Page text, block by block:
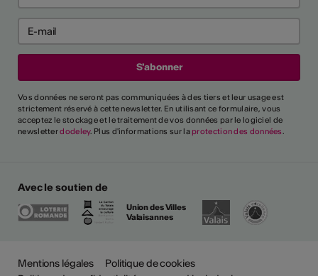
Vos données ne seront pas communiquées à des tiers et leur usage est
strictement réservé à cette newsletter. En utilisant ce formulaire, vous
acceptez le stockage et le traitement de vos données par le logiciel de
newsletterdodeley. Plus d'informations sur la protection des données.
Avec le soutien de
Union des Villes
Valaisannes
Mentions légales
Politique de cookies